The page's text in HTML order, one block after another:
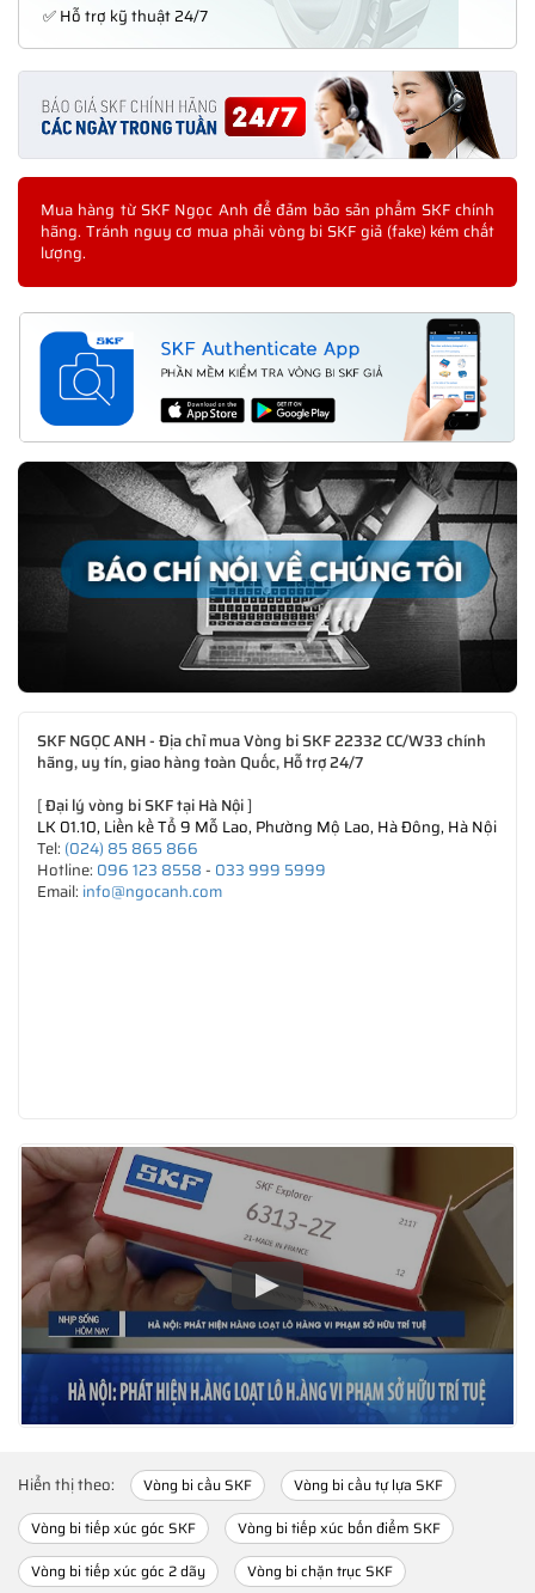
✅ Hỗ trợ kỹ thuật 24/7
Mua hàng từ SKF Ngọc Anh để đảm bảo sản phẩm SKF chính
hãng. Tránh nguy cơ mua phải vòng bi SKF giả (fake) kém chất
lượng.
SKF NGỌC ANH - Địa chỉ mua Vòng bi SKF 22332 CC/W33 chính
hãng, uy tín, giao hàng toàn Quốc, Hỗ trợ 24/7
[Đại lý vòng bi SKF tại Hà Nội]
LK 01.10, Liền kề Tổ 9 Mỗ Lao, Phường Mộ Lao, Hà Đông, Hà Nội
Tel: (024) 85 865 866
Hotline: 096 123 8558- 033 999 5999
Email: info@ngocanh.com
Hiển thị theo: Vòng bi cầu SKF
Vòng bi cầu tự lựa SKF
Vòng bi tiếp xúc góc SKF
Vòng bi tiếp xúc bốn điểm SKF
Vòng bi tiếp xúc góc 2 dãy
Vòng bi chặn trục SKF